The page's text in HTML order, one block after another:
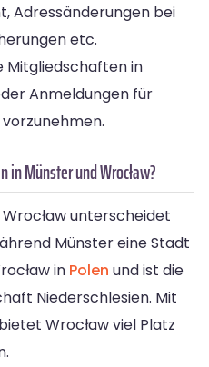
Adressänderungen bei
etc.
Mitgliedschaften in
Anmeldungen für
in Münster und Wrocław?
unterscheidet
Münster eine Stadt
in Polen und ist die
Niederschlesien. Mit
Wrocław viel Platz